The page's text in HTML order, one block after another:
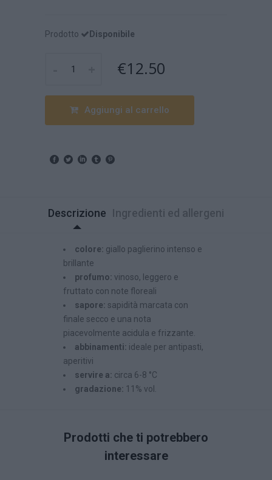
Prodotto Disponibile
€12.50
Aggiungi al carrello
Descrizione Ingredienti ed allergeni
colore: giallo paglierino intenso e
brillante
profumo: vinoso, leggero e
fruttato con note floreali
sapore: sapidità marcata con
finale secco e una nota
piacevolmente acidula e frizzante.
abbinamenti: ideale per antipasti,
aperitivi
servire a: circa 6-8 °C
gradazione: 11% vol.
Prodotti che ti potrebbero
interessare